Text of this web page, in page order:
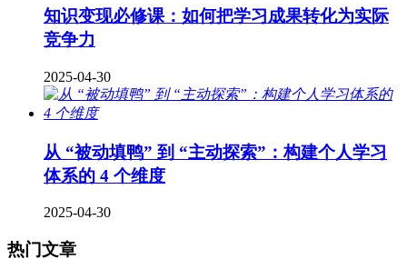
知识变现必修课：如何把学习成果转化为实际
竞争力
2025-04-30
从 “被动填鸭” 到 “主动探索”：构建个人学习
体系的 4 个维度
2025-04-30
热门文章